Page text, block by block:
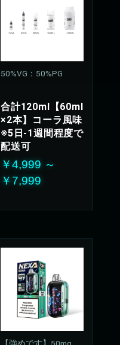
50%VG：50%PG
合計120ml【60ml
×2本】コーラ風味
※5日-1週間程度で
配送可
￥4,999 ～
￥7,999